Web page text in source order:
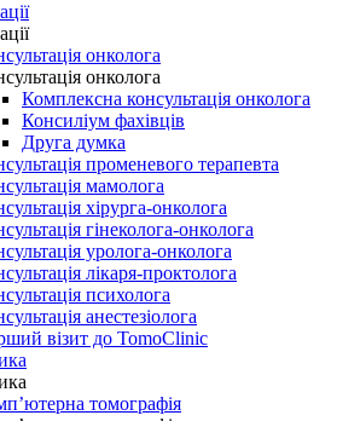
онколога
онколога
Комплексна консультація онколога
Консиліум фахівців
Друга думка
променевого терапевта
мамолога
хірурга-онколога
гінеколога-онколога
уролога-онколога
лікаря-проктолога
психолога
анестезіолога
візит до TomoClinic
томографія